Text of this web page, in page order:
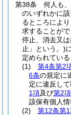
第38条
何人も
のいずれかに
るところにより
求することがで
停止、消去又
止」という。)
定められてい
(1)
第4条第2
6条の規定に
定に違反し
1項及び第2項
該保有個人
(2)
第12条第